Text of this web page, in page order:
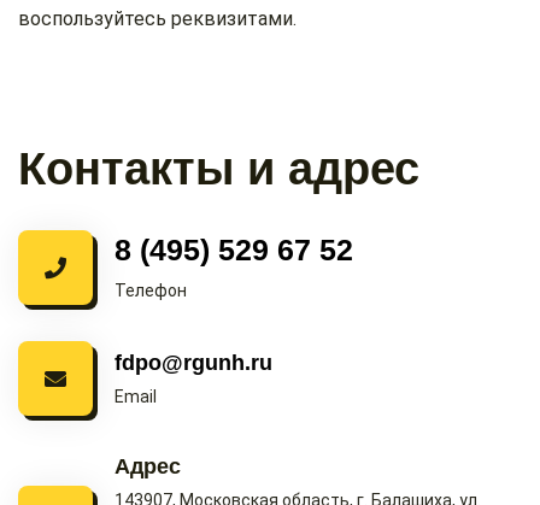
воспользуйтесь реквизитами.
Контакты и адрес
8 (495) 529 67 52
Телефон
fdpo@rgunh.ru
Email
Адрес
143907, Московская область, г. Балашиха, ул.